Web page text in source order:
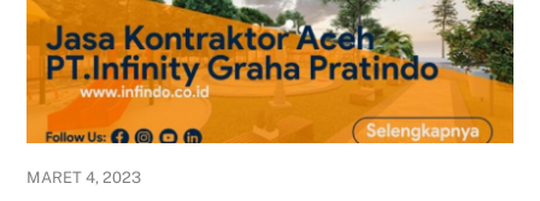
MARET 4, 2023